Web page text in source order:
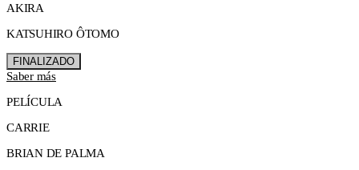
AKIRA
KATSUHIRO ÔTOMO
FINALIZADO
Saber más
PELÍCULA
CARRIE
BRIAN DE PALMA